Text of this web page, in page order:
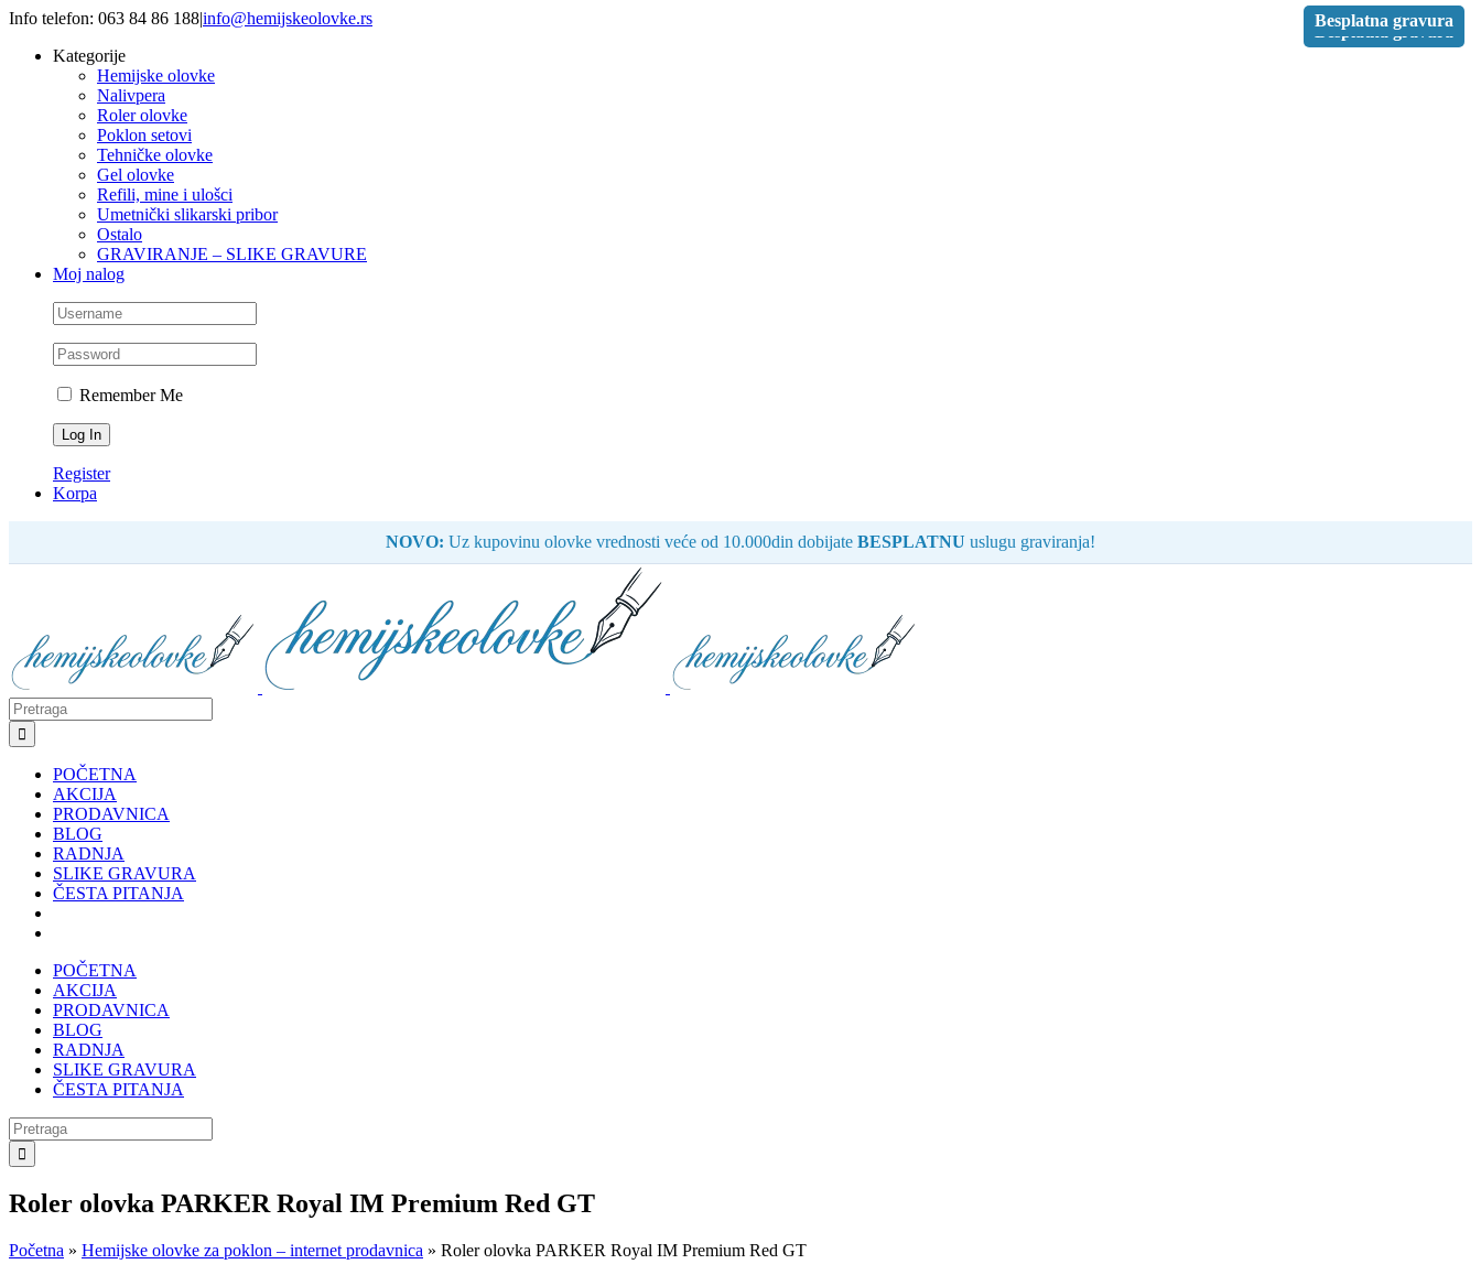
Skip
content
Info telefon: 063 84 86 188|info@hemijskeolovke.rs
Kategorije
Hemijske olovke
Nalivpera
Roler olovke
Poklon setovi
Tehničke olovke
Gel olovke
Refili, mine i ulošci
Umetnički slikarski pribor
Ostalo
GRAVIRANJE – SLIKE GRAVURE
Moj nalog
Remember Me
Register
Korpa
NOVO: Uz kupovinu olovke vrednosti veće od 10.000din dobijate BESPLATNU uslugu graviranja!
Search
for:
POČETNA
AKCIJA
PRODAVNICA
BLOG
RADNJA
SLIKE GRAVURA
ČESTA PITANJA
POČETNA
AKCIJA
PRODAVNICA
BLOG
RADNJA
SLIKE GRAVURA
ČESTA PITANJA
Search
for:
Roler olovka PARKER Royal IM Premium Red GT
Početna » Hemijske olovke za poklon – internet prodavnica » Roler olovka PARKER Royal IM Premium Red GT
Besplatna gravura
Besplatna gravura